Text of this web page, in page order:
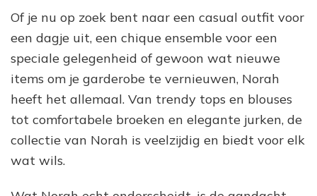
Of je nu op zoek bent naar een casual outfit voor
een dagje uit, een chique ensemble voor een
speciale gelegenheid of gewoon wat nieuwe
items om je garderobe te vernieuwen, Norah
heeft het allemaal. Van trendy tops en blouses
tot comfortabele broeken en elegante jurken, de
collectie van Norah is veelzijdig en biedt voor elk
wat wils.